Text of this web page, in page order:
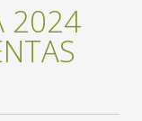
2024